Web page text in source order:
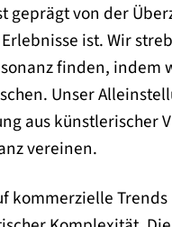
geprägt von der
ist. Wir
finden,
Unser
aus künstlerischer
vereinen.
kommerzielle